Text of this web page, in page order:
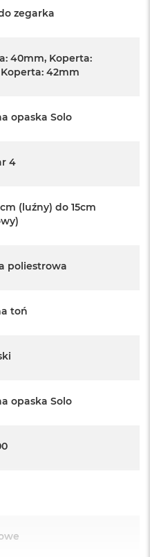
zegarka
40mm, Koperta:
42mm
opaska Solo
4
(luźny) do 15cm
poliestrowa
toń
opaska Solo